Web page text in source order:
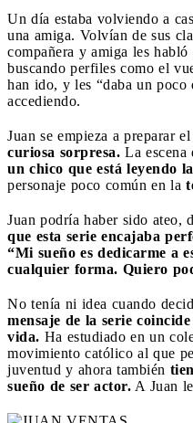
Un día estaba volviendo a
una amiga. Volvían de sus
compañera y amiga les habló
buscando perfiles como el
han ido, y les “daba un poco
accediendo.
Juan se empieza a preparar
curiosa sorpresa. La escena
un chico que está leyendo
personaje poco común en la
Juan podría haber sido
que esta serie encajaba
“Mi sueño es dedicarme a
cualquier forma. Quiero
No tenía ni idea cuando
mensaje de la serie
vida. Ha estudiado en un
movimiento católico al que
juventud y ahora también
sueño de ser actor. A Juan